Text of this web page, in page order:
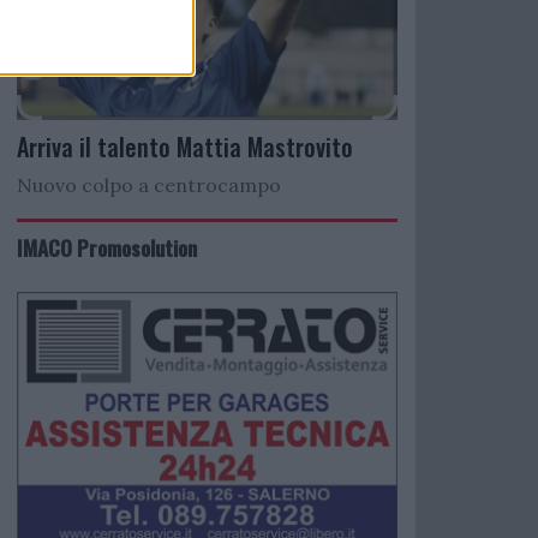
Arriva il talento Mattia Mastrovito
Nuovo colpo a centrocampo
IMACO Promosolution